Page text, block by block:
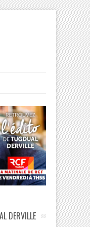
DERVILLE